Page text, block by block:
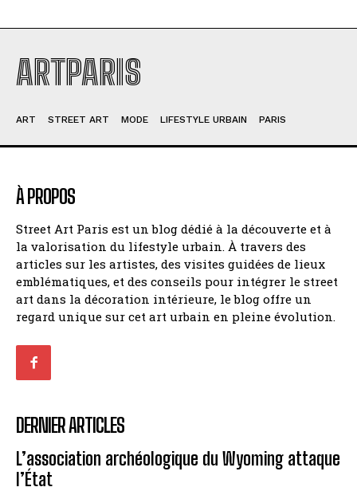
ARTPARIS
ART STREET ART MODE LIFESTYLE URBAIN PARIS
À PROPOS
Street Art Paris est un blog dédié à la découverte et à
la valorisation du lifestyle urbain. À travers des
articles sur les artistes, des visites guidées de lieux
emblématiques, et des conseils pour intégrer le street
art dans la décoration intérieure, le blog offre un
regard unique sur cet art urbain en pleine évolution.
DERNIER ARTICLES
L’association archéologique du Wyoming attaque
l’État